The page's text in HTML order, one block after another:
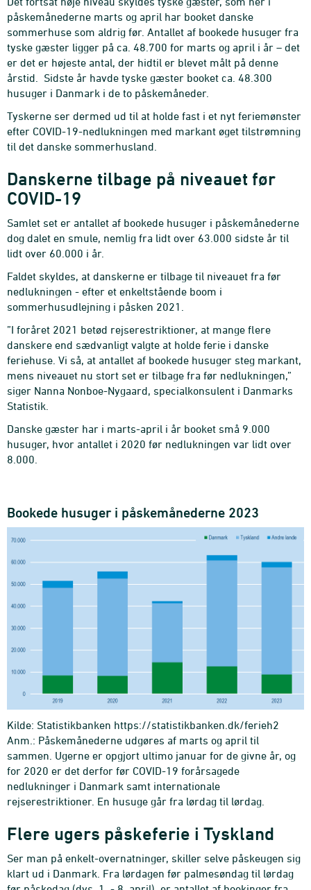
påskemånederne marts og april har booket danske
sommerhuse som aldrig før. Antallet af bookede husuger fra
tyske gæster ligger på ca. 48.700 for marts og april i år – det
er det er højeste antal, der hidtil er blevet målt på denne
årstid. Sidste år havde tyske gæster booket ca. 48.300
husuger i Danmark i de to påskemåneder.
Tyskerne ser dermed ud til at holde fast i et nyt feriemønster
efter COVID-19-nedlukningen med markant øget tilstrømning
til det danske sommerhusland.
Danskerne tilbage på niveauet før
COVID-19
Samlet set er antallet af bookede husuger i påskemånederne
dog dalet en smule, nemlig fra lidt over 63.000 sidste år til
lidt over 60.000 i år.
Faldet skyldes, at danskerne er tilbage til niveauet fra før
nedlukningen - efter et enkeltstående boom i
sommerhusudlejning i påsken 2021.
”I foråret 2021 betød rejserestriktioner, at mange flere
danskere end sædvanligt valgte at holde ferie i danske
feriehuse. Vi så, at antallet af bookede husuger steg markant,
mens niveauet nu stort set er tilbage fra før nedlukningen,”
siger Nanna Nonboe-Nygaard, specialkonsulent i Danmarks
Statistik.
Danske gæster har i marts-april i år booket små 9.000
husuger, hvor antallet i 2020 før nedlukningen var lidt over
8.000.
Bookede husuger i påskemånederne 2023
Kilde: Statistikbanken https://statistikbanken.dk/ferieh2
Anm.: Påskemånederne udgøres af marts og april til
sammen. Ugerne er opgjort ultimo januar for de givne år, og
for 2020 er det derfor før COVID-19 forårsagede
nedlukninger i Danmark samt internationale
rejserestriktioner. En husuge går fra lørdag til lørdag.
Flere ugers påskeferie i Tyskland
Ser man på enkelt-overnatninger, skiller selve påskeugen sig
klart ud i Danmark. Fra lørdagen før palmesøndag til lørdag